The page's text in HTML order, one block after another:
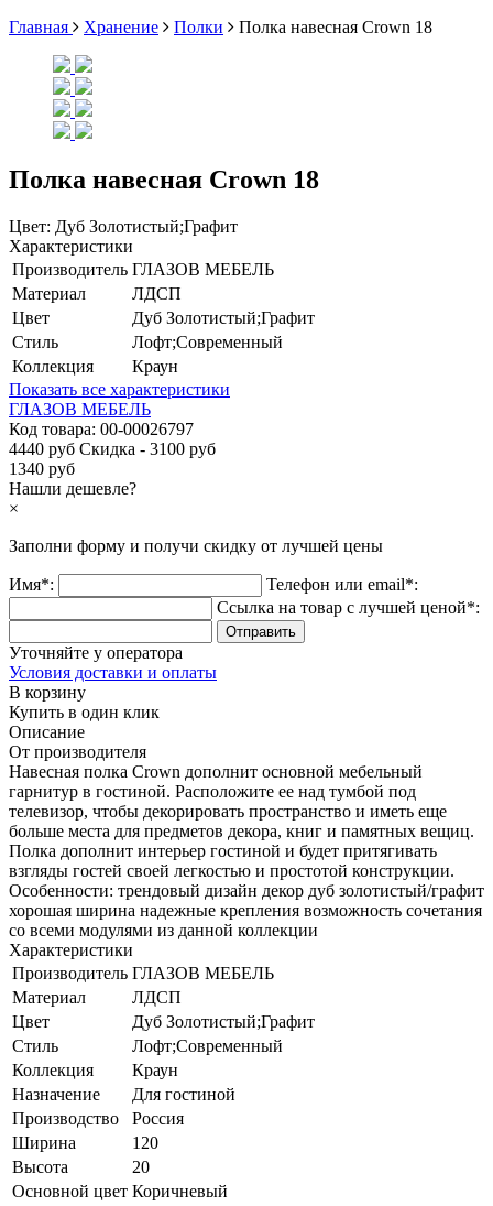
Главная
Хранение Полки Полка навесная Crown 18
Полка навесная Crown 18
Цвет: Дуб Золотистый;Графит
Характеристики
Производитель ГЛАЗОВ МЕБЕЛЬ
Материал
ЛДСП
Цвет
Дуб Золотистый;Графит
Стиль
Лофт;Современный
Коллекция
Краун
Показать все характеристики
ГЛАЗОВ МЕБЕЛЬ
Код товара: 00-00026797
4440 руб Скидка - 3100 руб
1340 руб
Нашли дешевле?
×
Заполни форму и получи скидку от лучшей цены
Имя*:
Телефон или email*:
Ссылка на товар с лучшей ценой*:
Уточняйте у оператора
Условия доставки и оплаты
В корзину
Купить в один клик
Описание
От производителя
Навесная полка Crown дополнит основной мебельный
гарнитур в гостиной. Расположите ее над тумбой под
телевизор, чтобы декорировать пространство и иметь еще
больше места для предметов декора, книг и памятных вещиц.
Полка дополнит интерьер гостиной и будет притягивать
взгляды гостей своей легкостью и простотой конструкции.
Особенности: трендовый дизайн декор дуб золотистый/графит
хорошая ширина надежные крепления возможность сочетания
со всеми модулями из данной коллекции
Характеристики
Производитель ГЛАЗОВ МЕБЕЛЬ
Материал
ЛДСП
Цвет
Дуб Золотистый;Графит
Стиль
Лофт;Современный
Коллекция
Краун
Назначение
Для гостиной
Производство
Россия
Ширина
120
Высота
20
Основной цвет Коричневый